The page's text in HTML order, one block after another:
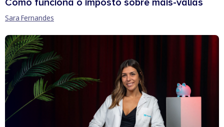
Como funciona o imposto sobre mais-valias
Sara Fernandes